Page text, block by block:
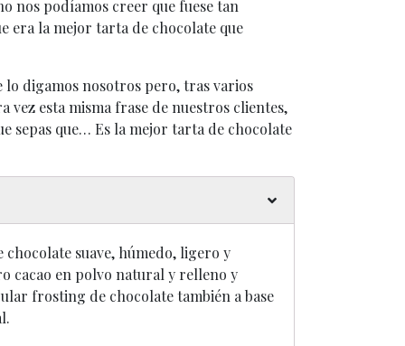
nos podíamos creer que fuese tan
era la mejor tarta de chocolate que
lo digamos nosotros pero, tras varios
vez esta misma frase de nuestros clientes,
sepas que… Es la mejor tarta de chocolate
chocolate suave, húmedo, ligero y
cacao en polvo natural y relleno y
frosting de chocolate también a base